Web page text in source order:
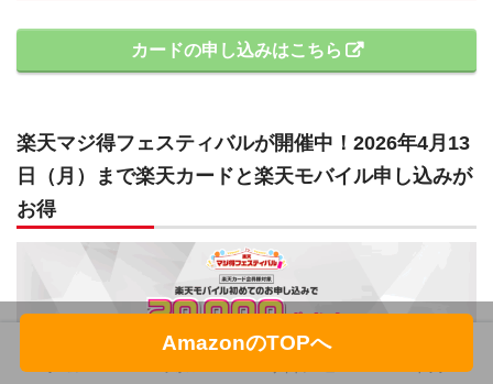
カードの申し込みはこちら
楽天マジ得フェスティバルが開催中！2026年4月13
日（月）まで楽天カードと楽天モバイル申し込みが
お得
AmazonのTOPへ